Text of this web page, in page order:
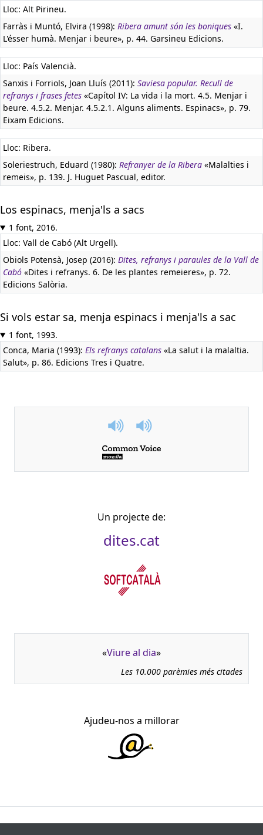
Lloc: Alt Pirineu.
Farràs i Muntó, Elvira (1998): Ribera amunt són les boniques «I.
L'ésser humà. Menjar i beure», p. 44. Garsineu Edicions.
Lloc: País Valencià.
Sanxis i Forriols, Joan Lluís (2011): Saviesa popular. Recull de
refranys i frases fetes «Capítol IV: La vida i la mort. 4.5. Menjar i
beure. 4.5.2. Menjar. 4.5.2.1. Alguns aliments. Espinacs», p. 79.
Eixam Edicions.
Lloc: Ribera.
Soleriestruch, Eduard (1980): Refranyer de la Ribera «Malalties i
remeis», p. 139. J. Huguet Pascual, editor.
Los espinacs, menja'ls a sacs
1 font, 2016.
Lloc: Vall de Cabó (Alt Urgell).
Obiols Potensà, Josep (2016): Dites, refranys i paraules de la Vall de
Cabó «Dites i refranys. 6. De les plantes remeieres», p. 72.
Edicions Salòria.
Si vols estar sa, menja espinacs i menja'ls a sac
1 font, 1993.
Conca, Maria (1993): Els refranys catalans «La salut i la malaltia.
Salut», p. 86. Edicions Tres i Quatre.
Un projecte de:
dites.cat
«Viure al dia»
Les 10.000 parèmies més citades
Ajudeu-nos a millorar